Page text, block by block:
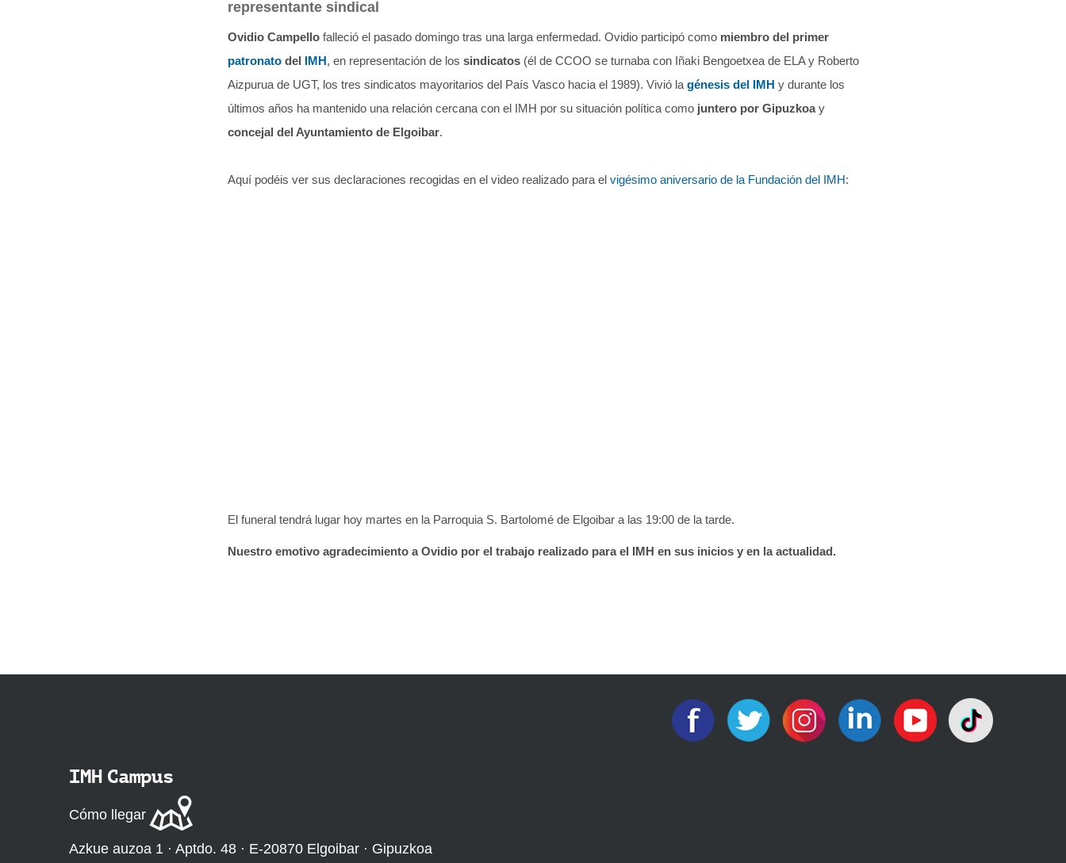
representante sindical
Ovidio Campello falleció el pasado domingo tras una larga enfermedad. Ovidio participó como miembro del primer
patronato del IMH, en representación de los sindicatos (él de CCOO se turnaba con Iñaki Bengoetxea de ELA y Roberto
Aizpurua de UGT, los tres sindicatos mayoritarios del País Vasco hacia el 1989). Vivió la génesis del IMH y durante los
últimos años ha mantenido una relación cercana con el IMH por su situación política como juntero por Gipuzkoay
concejal del Ayuntamiento de Elgoibar.
Aquí podéis ver sus declaraciones recogidas en el video realizado para el vigésimo aniversario de la Fundación del IMH:
El funeral tendrá lugar hoy martes en la Parroquia S. Bartolomé de Elgoibar a las 19:00 de la tarde.
Nuestro emotivo agradecimiento a Ovidio por el trabajo realizado para el IMH en sus inicios y en la actualidad.
IMH Campus
Cómo llegar
Azkue auzoa 1 · Aptdo. 48 · E-20870 Elgoibar · Gipuzkoa